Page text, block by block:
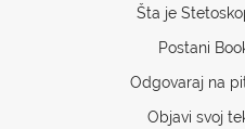
Šta je
Postani
Odgovaraj na
Objavi svoj